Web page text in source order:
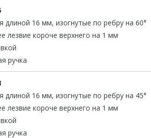
длиной 16 мм, изогнутые по ребру на 60°
лезвие короче верхнего на 1 мм
ручка
длиной 16 мм, изогнутые по ребру на 45°
лезвие короче верхнего на 1 мм
ручка